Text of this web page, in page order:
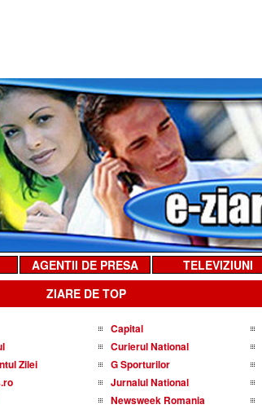
AGENTII DE PRESA TELEVIZIUNI
ZIARE DE TOP
Capital
Curierul National
Zilei G Sporturilor
Jurnalul National
Newsweek Romania